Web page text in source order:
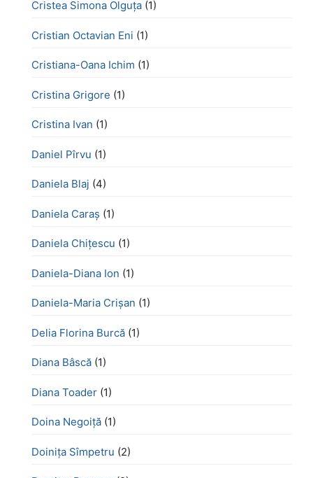
Cristea Simona Olguța (1)
Cristian Octavian Eni (1)
Cristiana-Oana Ichim (1)
Cristina Grigore (1)
Cristina Ivan (1)
Daniel Pîrvu (1)
Daniela Blaj (4)
Daniela Caraș (1)
Daniela Chiţescu (1)
Daniela-Diana Ion (1)
Daniela-Maria Crișan (1)
Delia Florina Burcă (1)
Diana Bâscă (1)
Diana Toader (1)
Doina Negoiță (1)
Doinița Sîmpetru (2)